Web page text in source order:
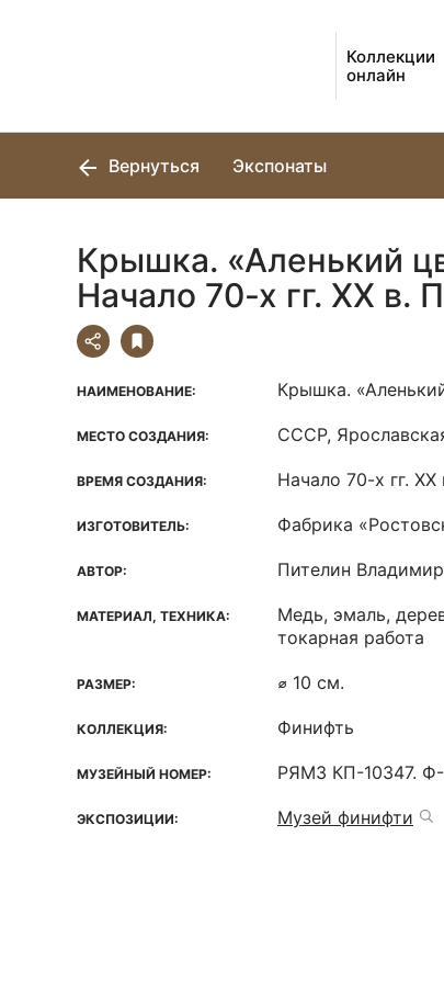
Коллекции
онлайн
Вернуться Экспонаты
Крышка. «Аленький
Начало 70-х гг. XX в.
НАИМЕНОВАНИЕ: Крышка.
МЕСТО СОЗДАНИЯ: СССР,
ВРЕМЯ СОЗДАНИЯ: Начало 70-х гг. XX
ИЗГОТОВИТЕЛЬ: Фабрика
АВТОР: Пителин
МАТЕРИАЛ, ТЕХНИКА:
Медь, эмаль,
токарная работа
РАЗМЕР: ⌀ 10 см.
КОЛЛЕКЦИЯ: Финифть
МУЗЕЙНЫЙ НОМЕР: РЯМЗ КП-10347.
ЭКСПОЗИЦИИ: Музей финифти